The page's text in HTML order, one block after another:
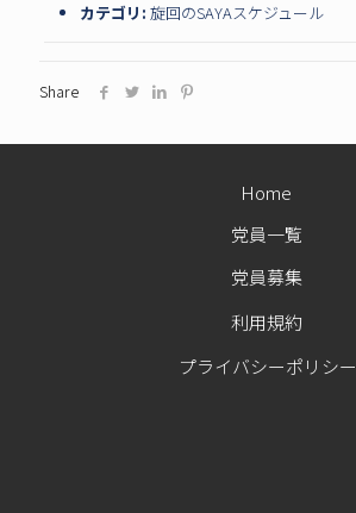
カテゴリ: 旋回のSAYAスケジュール
Share
党員一覧
党員募集
利用規約
Home
プライバシーポリシー